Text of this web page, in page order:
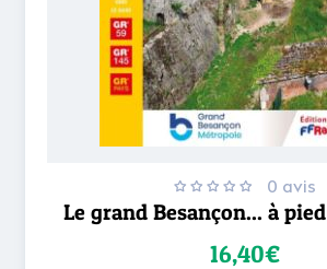
0 avis
Le grand Besançon... à pied
16,40€